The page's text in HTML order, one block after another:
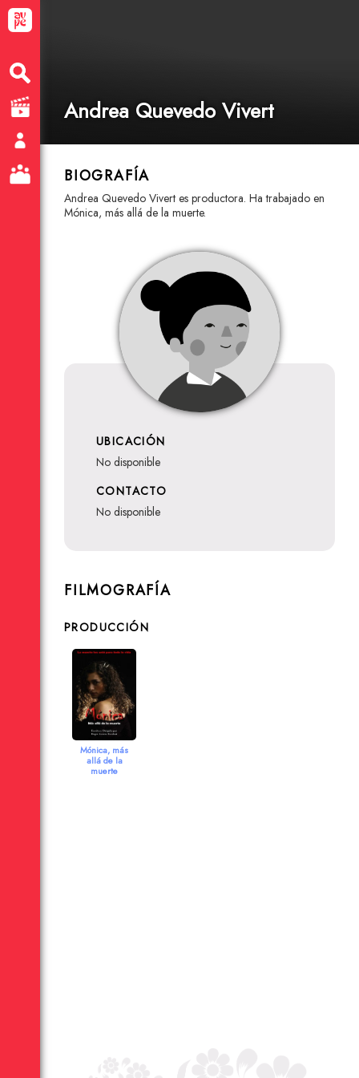
Andrea Quevedo Vivert
BIOGRAFÍA
Andrea Quevedo Vivert es productora. Ha trabajado en
Mónica, más allá de la muerte.
UBICACIÓN
no disponible
CONTACTO
no disponible
FILMOGRAFÍA
PRODUCCIÓN
Mónica, más
allá de la
muerte